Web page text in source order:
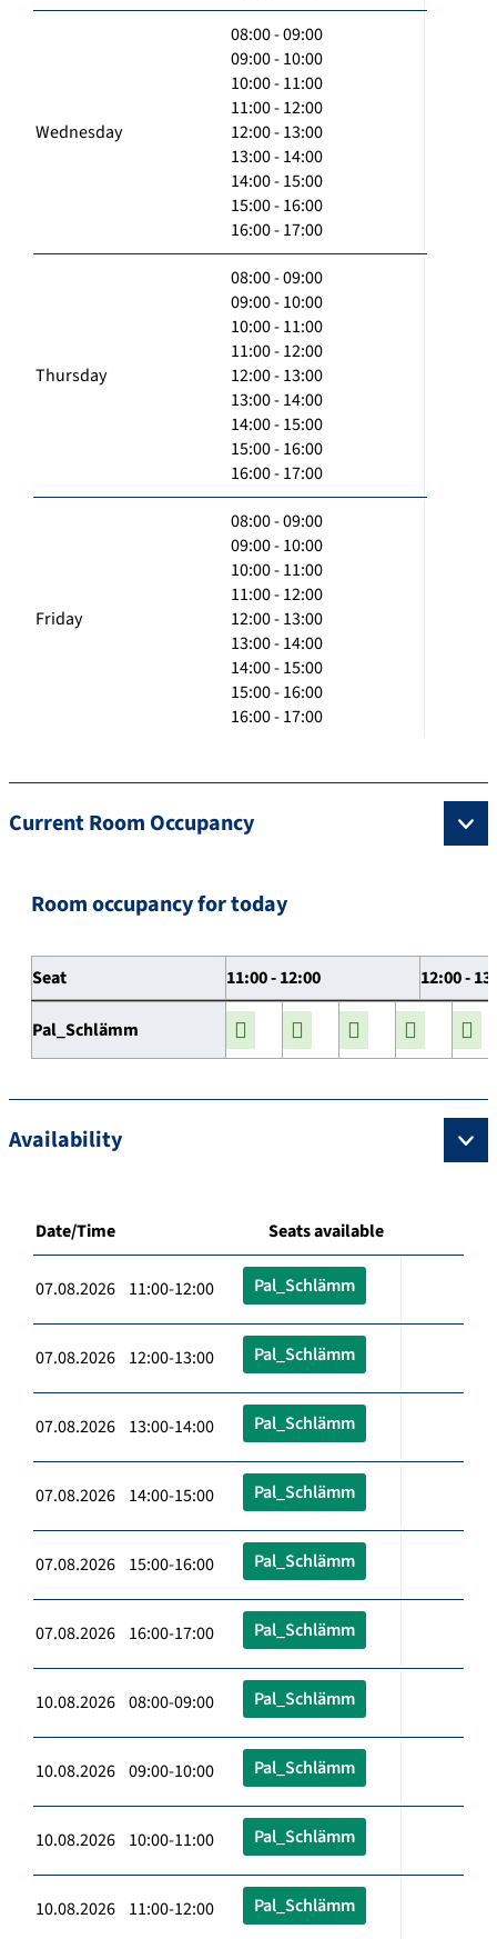
Wednesday
08:00 - 09:00
09:00 - 10:00
10:00 - 11:00
11:00 - 12:00
12:00 - 13:00
13:00 - 14:00
14:00 - 15:00
15:00 - 16:00
16:00 - 17:00
Thursday
08:00 - 09:00
09:00 - 10:00
10:00 - 11:00
11:00 - 12:00
12:00 - 13:00
13:00 - 14:00
14:00 - 15:00
15:00 - 16:00
16:00 - 17:00
Friday
08:00 - 09:00
09:00 - 10:00
10:00 - 11:00
11:00 - 12:00
12:00 - 13:00
13:00 - 14:00
14:00 - 15:00
15:00 - 16:00
16:00 - 17:00
Current Room Occupancy
Room occupancy for today
Seat 11:00 - 12:00 12:00 -
Pal_Schlämm
Availability
Date/Time Seats available
07.08.2026 11:00-12:00 Pal_Schlämm
07.08.2026 12:00-13:00 Pal_Schlämm
07.08.2026 13:00-14:00 Pal_Schlämm
07.08.2026 14:00-15:00 Pal_Schlämm
07.08.2026 15:00-16:00 Pal_Schlämm
07.08.2026 16:00-17:00 Pal_Schlämm
10.08.2026 08:00-09:00 Pal_Schlämm
10.08.2026 09:00-10:00 Pal_Schlämm
10.08.2026 10:00-11:00 Pal_Schlämm
10.08.2026 11:00-12:00 Pal_Schlämm